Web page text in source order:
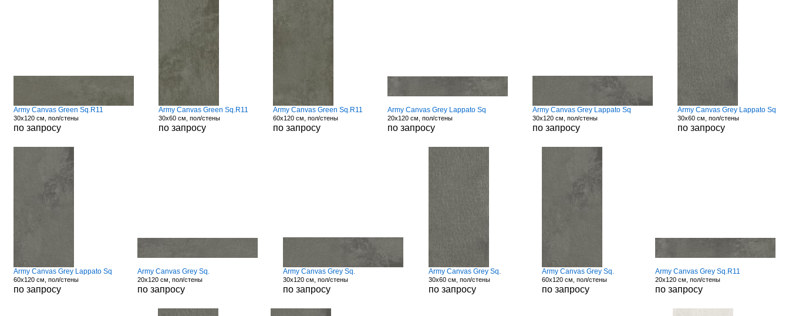
Army Canvas Green Sq.R11
30x120 см, пол/стены
по запросу
Army Canvas Green Sq.R11
30x60 см, пол/стены
по запросу
Army Canvas Green Sq.R11
60x120 см, пол/стены
по запросу
Army Canvas Grey Lappato Sq
20x120 см, пол/стены
по запросу
Army Canvas Grey Lappato Sq
30x120 см, пол/стены
по запросу
Army Canvas Grey Lappato Sq
30x60 см, пол/стены
по запросу
Army Canvas Grey Lappato Sq
60x120 см, пол/стены
по запросу
Army Canvas Grey Sq.
20x120 см, пол/стены
по запросу
Army Canvas Grey Sq.
30x120 см, пол/стены
по запросу
Army Canvas Grey Sq.
30x60 см, пол/стены
по запросу
Army Canvas Grey Sq.
60x120 см, пол/стены
по запросу
Army Canvas Grey Sq.R11
20x120 см, пол/стены
по запросу